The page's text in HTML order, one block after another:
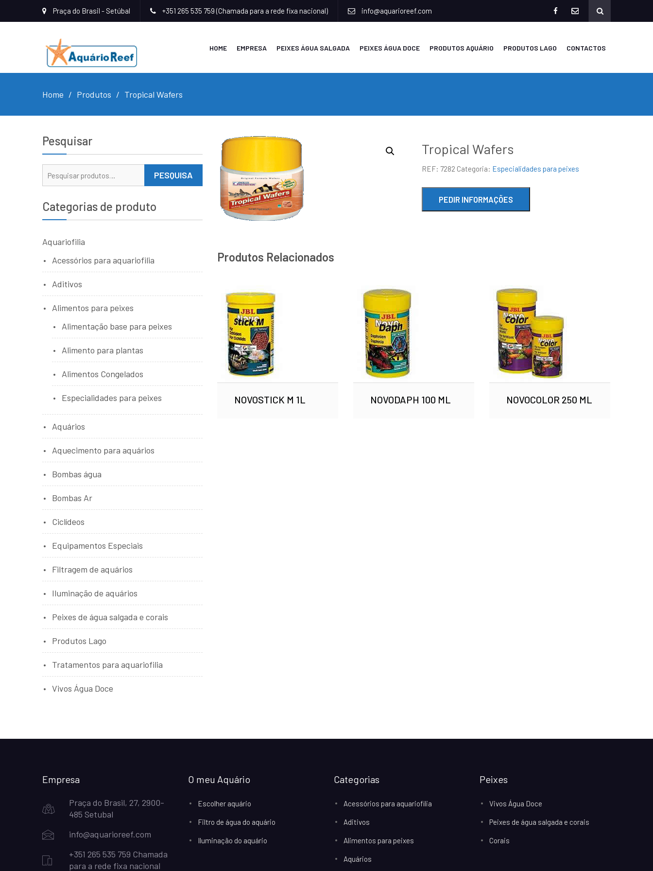
Praça do Brasil - Setúbal +351 265 535 759 (Chamada para a rede fixa nacional) info@aquarioreef.com
HOME EMPRESA PEIXES ÁGUA SALGADA PEIXES ÁGUA DOCE PRODUTOS AQUÁRIO PRODUTOS LAGO CONTACTOS
Home Produtos Tropical Wafers
Tropical Wafers
REF: 7282 Categoria: Especialidades para peixes
Produtos Relacionados
NOVOSTICK M 1L NOVODAPH 100 ML NOVOCOLOR 250 ML
Pesquisar
PESQUISA
Categorias de produto
Aquariofilia
Acessórios para aquariofilia
Aditivos
Alimentos para peixes
Alimentação base para peixes
Alimento para plantas
Alimentos Congelados
Especialidades para peixes
Aquários
Aquecimento para aquários
Bombas água
Bombas Ar
Ciclídeos
Equipamentos Especiais
Filtragem de aquários
Iluminação de aquários
Peixes de água salgada e corais
Produtos Lago
Tratamentos para aquariofilia
Vivos Água Doce
Empresa
Praça do Brasil, 27, 2900-
485 Setubal
info@aquarioreef.com
+351 265 535 759 Chamada
para a rede fixa nacional
O meu Aquário
Escolher aquário
Filtro de água do aquário
Iluminação do aquário
Categorias
Acessórios para aquariofilia
Aditivos
Alimentos para peixes
Aquários
Peixes
Vivos Água Doce
Peixes de água salgada e corais
Corais